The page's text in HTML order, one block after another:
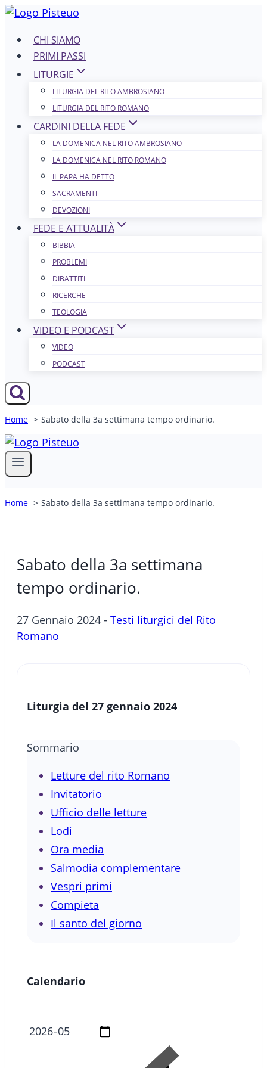
Salta
contenutoCHI SIAMO
PRIMI PASSI
LITURGIE
LITURGIA DEL RITO AMBROSIANO
LITURGIA DEL RITO ROMANO
CARDINI DELLA FEDE
LA DOMENICA NEL R​​​​​​ITO AMBROSIANO
LA DOMENICA NEL RITO ROMANO
IL PAPA HA DETTO
SACRAMENTI
DEVOZIONI
FEDE E ATTUALITÀ
BIBBIA
PROBLEMI
DIBATTITI
RICERCHE
TEOLOGIA
VIDEO E PODCAST
VIDEO
PODCAST
Home Sabato della 3a settimana tempo ordinario.
Home Sabato della 3a settimana tempo ordinario.
Sabato della 3a settimana
tempo ordinario.
27 Gennaio 2024 - Testi liturgici del Rito
Romano
Liturgia del 27 gennaio 2024
Sommario
Letture del rito Romano
Invitatorio
Ufficio delle letture
Lodi
Ora media
Salmodia complementare
Vespri primi
Compieta
Il santo del giorno
Calendario